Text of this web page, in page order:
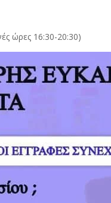
ώρες 16:30-20:30)